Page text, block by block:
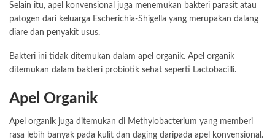
Selain itu, apel konvensional juga menemukan bakteri parasit atau
patogen dari keluarga Escherichia-Shigella yang merupakan dalang
diare dan penyakit usus.
Bakteri ini tidak ditemukan dalam apel organik. Apel organik
ditemukan dalam bakteri probiotik sehat seperti Lactobacilli.
Apel Organik
Apel organik juga ditemukan di Methylobacterium yang memberi
rasa lebih banyak pada kulit dan daging daripada apel konvensional.